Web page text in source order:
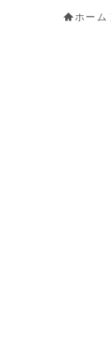
ホーム